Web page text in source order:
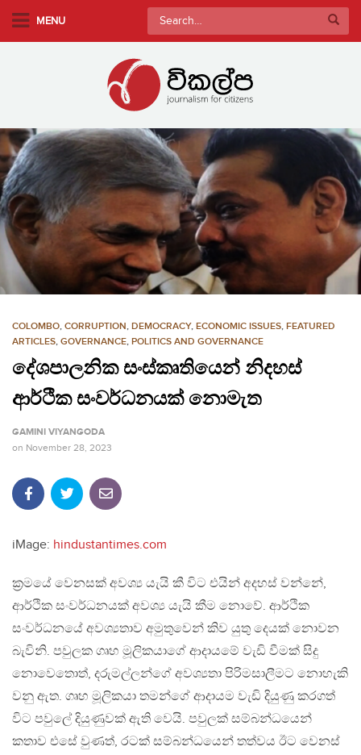
m
i
n
c
o
e
MENU
Search
for:
COLOMBO, CORRUPTION, DEMOCRACY, ECONOMIC ISSUES, FEATURED
ARTICLES, GOVERNANCE, POLITICS AND GOVERNANCE
දේශපාලනික සංස්කෘතියෙන් නිදහස්
ආර්ථික සංවර්ධනයක් නොමැත
GAMINI VIYANGODA
on November 28, 2023
iMage: hindustantimes.com
ක්‍රමයේ වෙනසක් අවශ්‍ය යැයි කී විට එයින් අදහස් වන්නේ,
ආර්ථික සංවර්ධනයක් අවශ්‍ය යැයි කීම නොවේ. ආර්ථික
සංවර්ධනයේ අවශ්‍යතාව අමුතුවෙන් කිව යුතු දෙයක් නොවන
බැවිනි. පවුලක ගෘහ මූලිකයාගේ ආදායමේ වැඩි වීමක් සිදු
නොවෙතොත්, දරුමල්ලන්ගේ අවශ්‍යතා පිරිමසාලීමට නොහැකි
වනු ඇත. ගෘහ මූලිකයා තමන්ගේ ආදායම වැඩි දියුණු කරගත්
විට පවුලේ දියුණුවක් ඇති වෙයි. පවුලක් සම්බන්ධයෙන්
කතාව එසේ වුණත්, රටක් සම්බන්ධයෙන් තත්වය ඊට වෙනස්